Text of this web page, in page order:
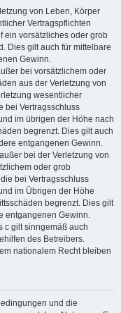
von Leben, Körper
Vertragspflichten
ein vorsätzliches oder grob
Dies gilt auch für mittelbare
Gewinn.
bei vorsätzlichem oder
aus der Verletzung von
wesentlicher
bei Vertragsschluss
im übrigen der Höhe nach
begrenzt. Dies gilt auch
entgangenen Gewinn.
bei der Verletzung von
oder grob
bei Vertragsschluss
im Übrigen der Höhe
begrenzt. Dies gilt
entgangenen Gewinn.
c gilt sinngemäß auch
des Betreibers.
nationalem Recht bleiben
und die